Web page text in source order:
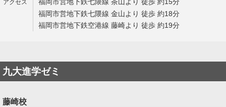
福岡市営地下鉄七隈線 金山より 徒歩 約18分
福岡市営地下鉄空港線 藤崎より 徒歩 約19分
九大進学ゼミ
藤崎校